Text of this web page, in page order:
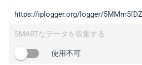
iplogger.com
maper.info
2no.co
https://iplogger.org/logger/
SMARTなデータを収集する
使用不可